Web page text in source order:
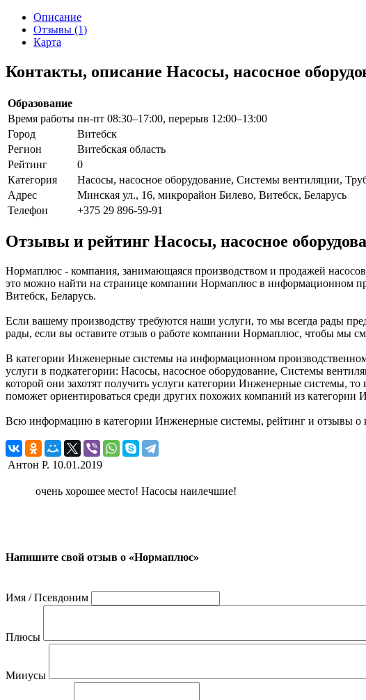
Описание
Отзывы (1)
Карта
Контакты, описание Насосы, насосное
Образование
Время работы пн-пт 08:30–17:00, перерыв 12:00–13:00
Город
Витебск
Регион
Витебская область
Рейтинг
0
Категория
Насосы, насосное оборудование, Системы вентиляции,
Адрес
Минская ул., 16, микрорайон Билево, Витебск, Беларусь
Телефон
+375 29 896-59-91
Отзывы и рейтинг Насосы, насосное
Нормаплюс - компания, занимающаяся производством и продажей
это можно найти на странице компании Нормаплюс в информационном
Витебск, Беларусь.
Если вашему производству требуются наши услуги, то мы всегда рады
рады, если вы оставите отзыв о работе компании Нормаплюс, чтобы мы
В категории Инженерные системы на информационном
услуги в подкатегории: Насосы, насосное оборудование, Системы
которой они захотят получить услуги категории Инженерные системы,
поможет ориентироваться среди других похожих компаний из категории
Всю информацию в категории Инженерные системы, рейтинг и отзывы
Антон Р. 10.01.2019
очень хорошее место! Насосы наилечшие!
Напишите свой отзыв о «Нормаплюс»
Имя / Псевдоним
Плюсы
Минусы